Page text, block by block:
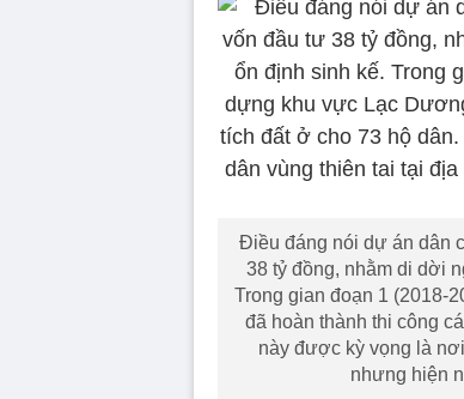
Điều đáng nói dự án dân
38 tỷ đồng, nhằm di dời
Trong gian đoạn 1 (2018-
đã hoàn thành thi công
này được kỳ vọng là
nhưng hiện